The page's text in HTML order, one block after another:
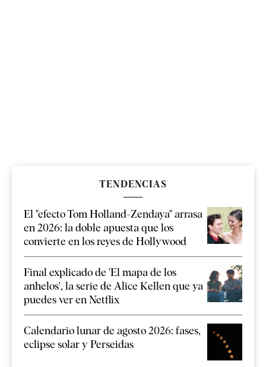
TENDENCIAS
El "efecto Tom Holland-Zendaya" arrasa
en 2026: la doble apuesta que los
convierte en los reyes de Hollywood
Final explicado de 'El mapa de los
anhelos', la serie de Alice Kellen que ya
puedes ver en Netflix
Calendario lunar de agosto 2026: fases,
eclipse solar y Perseidas